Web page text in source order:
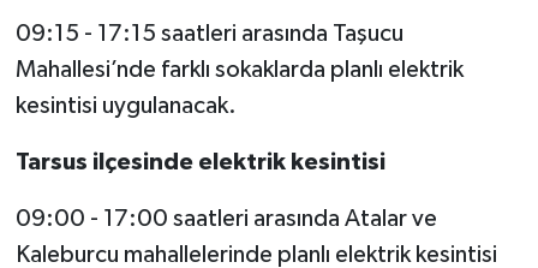
09:15 - 17:15 saatleri arasında Taşucu
Mahallesi’nde farklı sokaklarda planlı elektrik
kesintisi uygulanacak.
Tarsus ilçesinde elektrik kesintisi
09:00 - 17:00 saatleri arasında Atalar ve
Kaleburcu mahallelerinde planlı elektrik kesintisi